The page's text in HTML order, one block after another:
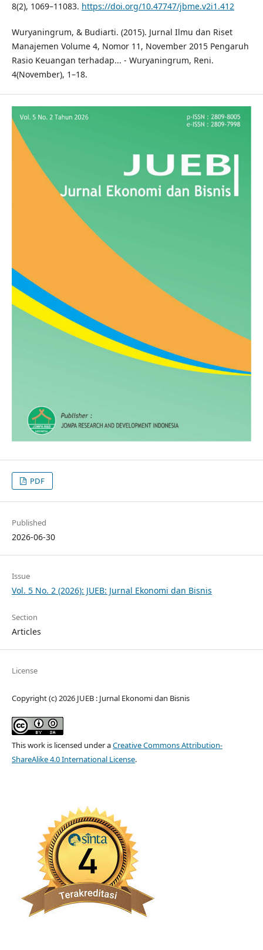
8(2), 1069–11083. https://doi.org/10.47747/jbme.v2i1.412
Wuryaningrum, & Budiarti. (2015). Jurnal Ilmu dan Riset
Manajemen Volume 4, Nomor 11, November 2015 Pengaruh
Rasio Keuangan terhadap... - Wuryaningrum, Reni.
4(November), 1–18.
PDF
Published
2026-06-30
Issue
Vol. 5 No. 2 (2026): JUEB: Jurnal Ekonomi dan Bisnis
Section
Articles
License
Copyright (c) 2026 JUEB : Jurnal Ekonomi dan Bisnis
This work is licensed under aCreative Commons Attribution-
ShareAlike 4.0 International License.